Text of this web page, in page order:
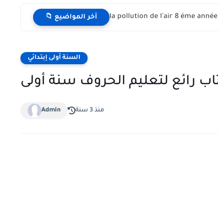
📁 آخر المواضيع
السنة أولى إبتدائي
رائع لتعليم الحروف سنة أولى
Admin منذ 3 سنة